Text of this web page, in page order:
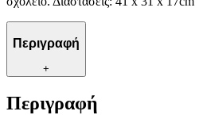
Περιγραφή
+
Περιγραφή